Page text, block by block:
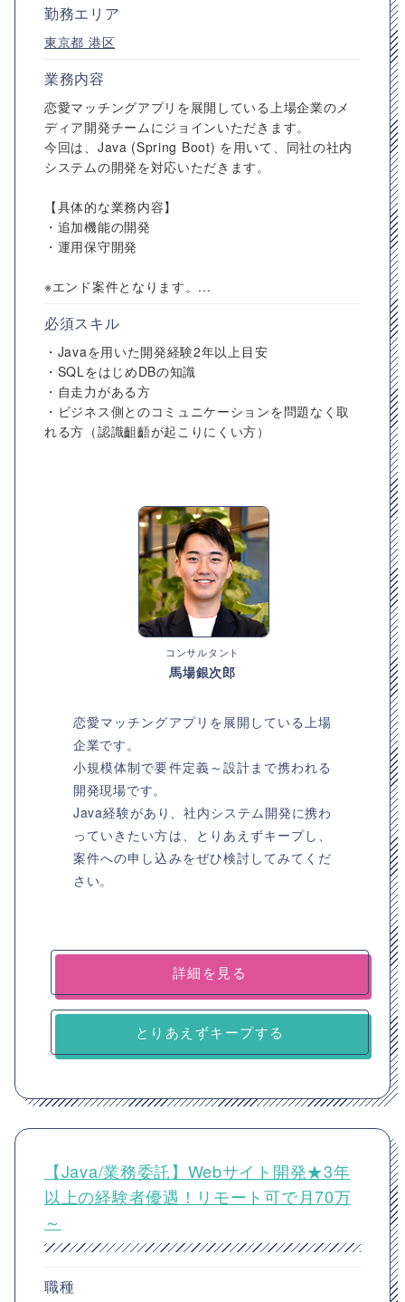
勤務エリア
東京都 港区
業務内容
恋愛マッチングアプリを展開している上場企業のメ
ディア開発チームにジョインいただきます。
今回は、Java (Spring Boot) を用いて、同社の社内
システムの開発を対応いただきます。
【具体的な業務内容】
・追加機能の開発
・運用保守開発
※エンド案件となります。...
必須スキル
・Javaを用いた開発経験2年以上目安
・SQLをはじめDBの知識
・自走力がある方
・ビジネス側とのコミュニケーションを問題なく取
れる方（認識齟齬が起こりにくい方）
コンサルタント
馬場銀次郎
恋愛マッチングアプリを展開している上場
企業です。
小規模体制で要件定義～設計まで携われる
開発現場です。
Java経験があり、社内システム開発に携わ
っていきたい方は、とりあえずキープし、
案件への申し込みをぜひ検討してみてくだ
さい。
詳細を見る
とりあえずキープする
【Java/業務委託】Webサイト開発★3年
以上の経験者優遇！リモート可で月70万
～
職種